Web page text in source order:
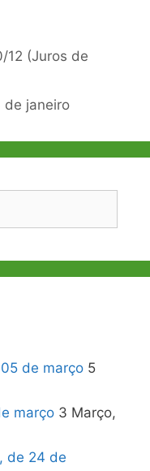
12 (Juros de
de janeiro
de março 5
março 3 Março,
de 24 de